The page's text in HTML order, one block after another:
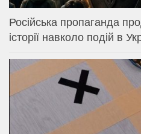
Російська пропаганда
історії навколо подій в